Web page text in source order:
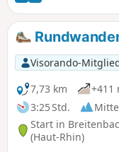
Visorando-
7,73 km
+411
3:25 Std.
Start in
(Haut-Rhin)